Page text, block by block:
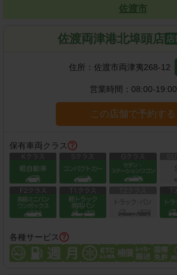
佐渡市
佐渡両津港北埠頭店
住所： 佐渡市両津夷268-12
営業時間： 08:00-19:00
この店舗で予約する
保有車両クラス
各種サービス